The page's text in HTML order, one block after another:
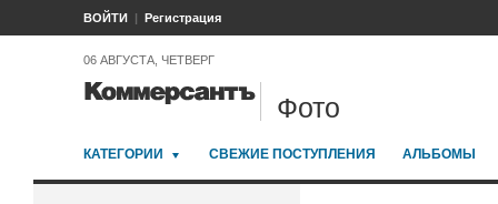
ВОЙТИ Регистрация
06 АВГУСТА, ЧЕТВЕРГ
Фото
КАТЕГОРИИ СВЕЖИЕ ПОСТУПЛЕНИЯ АЛЬБОМЫ